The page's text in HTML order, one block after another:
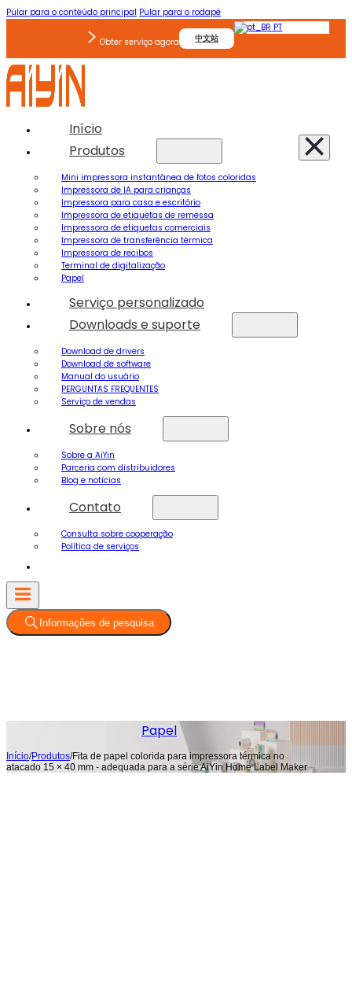
Pular para o conteúdo principal Pular para o rodapé
Obter serviço agora 中文站
PT
Início
Produtos
Mini impressora instantânea de fotos coloridas
Impressora de IA para crianças
Impressora para casa e escritório
Impressora de etiquetas de remessa
Impressora de etiquetas comerciais
Impressora de transferência térmica
Impressora de recibos
Terminal de digitalização
Papel
Serviço personalizado
Downloads e suporte
Download de drivers
Download de software
Manual do usuário
PERGUNTAS FREQUENTES
Serviço de vendas
Sobre nós
Sobre a AiYin
Parceria com distribuidores
Blog e notícias
Contato
Consulta sobre cooperação
Política de serviços
Informações de pesquisa
Papel
Início/Produtos/Fita de papel colorida para impressora térmica no
atacado 15 × 40 mm - adequada para a série AiYin Home Label Maker